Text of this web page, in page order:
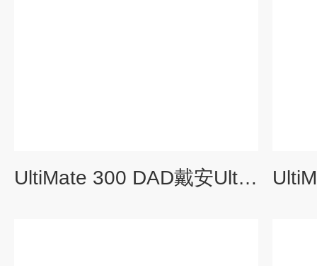
UltiMate 300 DAD戴安UltiMate 300 DAD氘灯 Dionex氘灯